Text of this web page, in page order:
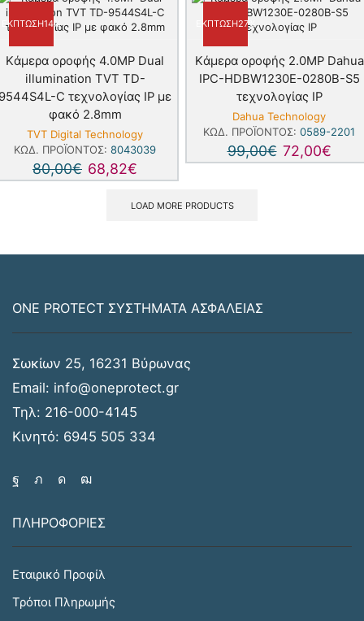
ΈΚΠΤΩΣΗ14%
Kάμερα οροφής 4.0MP Dual
illumination TVT TD-
C τεχνολογίας IP με
φακό 2.8mm
TVT Digital Technology
ΚΩΔ. ΠΡΟΪΌΝΤΟΣ: 8043039
80,00€ 68,82€
ΈΚΠΤΩΣΗ27%
Kάμερα οροφής 2.0MP Dahua
IPC-HDBW1230E-0280B-S5
τεχνολογίας IP
Dahua Technology
ΚΩΔ. ΠΡΟΪΌΝΤΟΣ: 0589-2201
99,00€ 72,00€
LOAD MORE PRODUCTS
ONE PROTECT ΣΥΣΤΗΜΑΤΑ ΑΣΦΑΛΕΙΑΣ
Σωκίων 25, 16231 Βύρωνας
Email: info@oneprotect.gr
Τηλ: 216-000-4145
Κινητό: 6945 505 334
ΠΛΗΡΟΦΟΡΙΕΣ
Εταιρικό Προφίλ
Τρόποι Πληρωμής